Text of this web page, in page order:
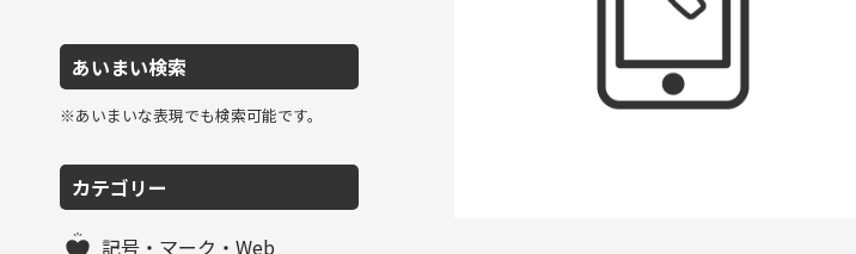
あいまい検索
※あいまいな表現でも検索可能です。
カテゴリー
記号・マーク・Web